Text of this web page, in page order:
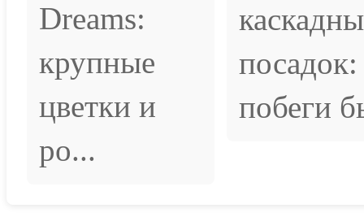
Dreams:
крупные
цветки и
ро...
посадок:
побеги